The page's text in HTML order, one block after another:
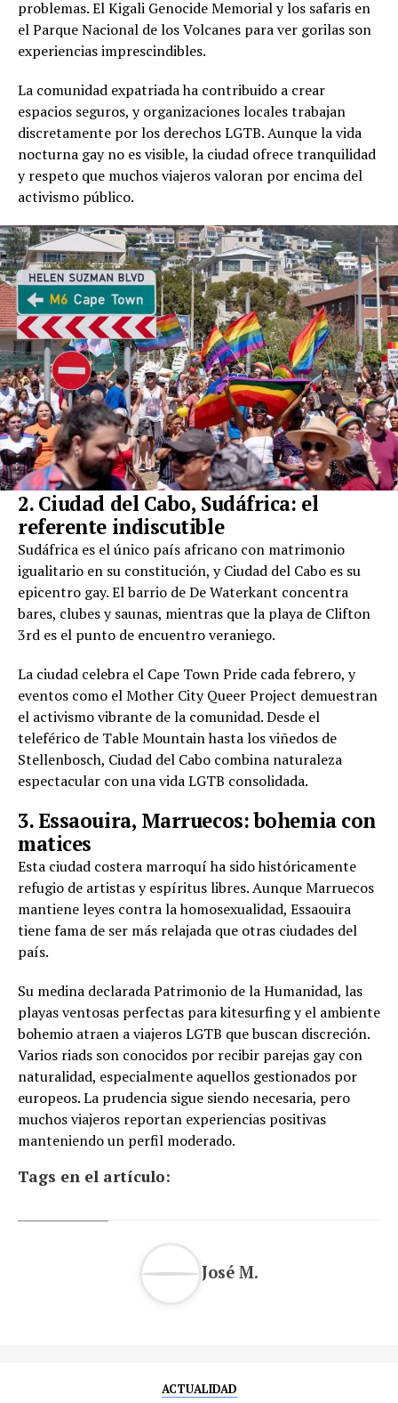
problemas. El Kigali Genocide Memorial y los safaris en
el Parque Nacional de los Volcanes para ver gorilas son
experiencias imprescindibles.
La comunidad expatriada ha contribuido a crear
espacios seguros, y organizaciones locales trabajan
discretamente por los derechos LGTB. Aunque la vida
nocturna gay no es visible, la ciudad ofrece tranquilidad
y respeto que muchos viajeros valoran por encima del
activismo público.
2. Ciudad del Cabo, Sudáfrica: el
referente indiscutible
Sudáfrica es el único país africano con matrimonio
igualitario en su constitución, y Ciudad del Cabo es su
epicentro gay. El barrio de De Waterkant concentra
bares, clubes y saunas, mientras que la playa de Clifton
3rd es el punto de encuentro veraniego.
La ciudad celebra el Cape Town Pride cada febrero, y
eventos como el Mother City Queer Project demuestran
el activismo vibrante de la comunidad. Desde el
teleférico de Table Mountain hasta los viñedos de
Stellenbosch, Ciudad del Cabo combina naturaleza
espectacular con una vida LGTB consolidada.
3. Essaouira, Marruecos: bohemia con
matices
Esta ciudad costera marroquí ha sido históricamente
refugio de artistas y espíritus libres. Aunque Marruecos
mantiene leyes contra la homosexualidad, Essaouira
tiene fama de ser más relajada que otras ciudades del
país.
Su medina declarada Patrimonio de la Humanidad, las
playas ventosas perfectas para kitesurfing y el ambiente
bohemio atraen a viajeros LGTB que buscan discreción.
Varios riads son conocidos por recibir parejas gay con
naturalidad, especialmente aquellos gestionados por
europeos. La prudencia sigue siendo necesaria, pero
muchos viajeros reportan experiencias positivas
manteniendo un perfil moderado.
Tags en el artículo:
José M.
ACTUALIDAD